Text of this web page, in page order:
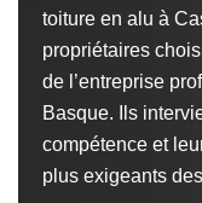
toiture en alu à
propriétaires
de l’entreprise
Basque. Ils
compétence et
plus exigeants